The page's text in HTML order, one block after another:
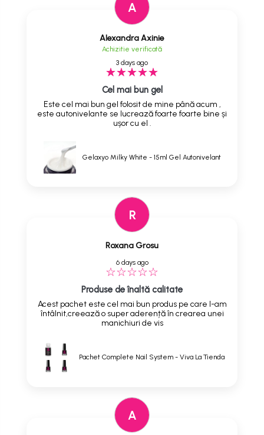
A
Alexandra Axinie
Achizitie verificată
3 days ago
Cel mai bun gel
Este cel mai bun gel folosit de mine până acum ,
este autonivelante se lucrează foarte foarte bine și
ușor cu el .
Gelaxyo Milky White - 15ml Gel Autonivelant
R
Roxana Grosu
6 days ago
Produse de înaltă calitate
Acest pachet este cel mai bun produs pe care l-am
întâlnit,creează o super aderență în crearea unei
manichiuri de vis
Pachet Complete Nail System - Viva La Tienda
A